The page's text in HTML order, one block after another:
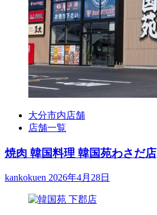
大分市内店舗
店舗一覧
焼肉 韓国料理 韓国苑わさだ店
kankokuen 2026年4月28日